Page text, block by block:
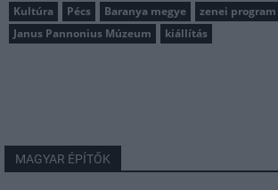
Kultúra Pécs Baranya megye zenei program
Janus Pannonius Múzeum
kiállítás
MAGYAR ÉPÍTŐK